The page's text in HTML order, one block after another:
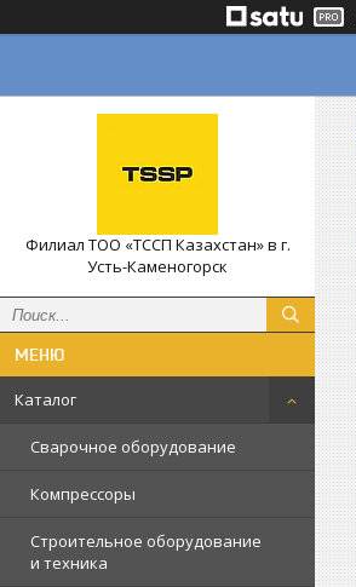
Филиал ТОО «ТССП Казахстан» в г.
Усть-Каменогорск
Каталог
Сварочное оборудование
Компрессоры
Строительное оборудование
и техника